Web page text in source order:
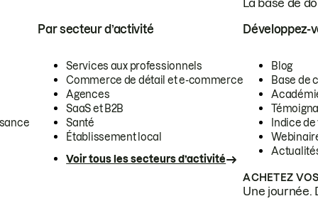
La base de
Par secteur d’activité
Services aux professionnels
Commerce de détail et e-commerce
Agences
SaaS et B2B
Santé
Établissement local
Voir tous les secteurs d’activité
Développez-
Blog
Base de
Indice
ACHETEZ
Une journée.